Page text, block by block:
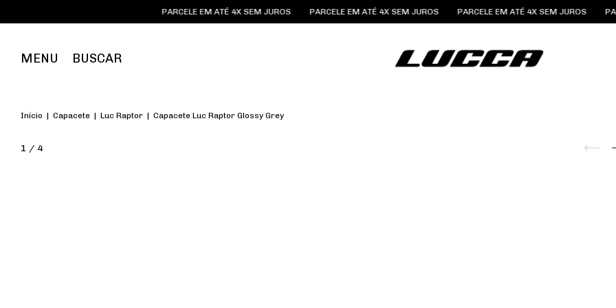
PARCELE EM ATÉ 4X SEM JUROS PARCELE EM ATÉ 4X SEM JUROS PARCELE EM ATÉ 4X SEM JUROS PARCELE
MENU BUSCAR
Início | Capacete | Luc Raptor | Capacete Luc Raptor Glossy Grey
1 / 4